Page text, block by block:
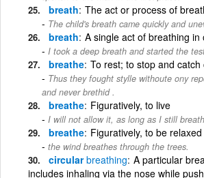
breath The act or process of
The child's breath came quickly and
breath A single act of breathing in
I took a deep breath and started the
breathe To rest; to stop and
Thus they fought stylle withoute ony
and never brethid .
breathe Figuratively, to live
I will not allow it, as long as I still
breathe Figuratively, to be
the wind breathes through the trees.
circularbreathing A particular
includes inhaling via the nose while